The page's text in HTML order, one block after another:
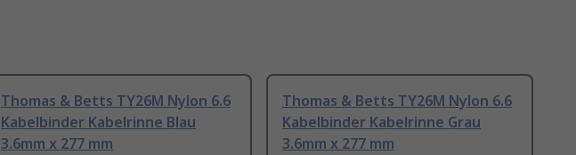
Thomas & Betts TY26M Nylon 6.6
Kabelbinder Kabelrinne Blau
3.6mm x 277 mm
Thomas & Betts TY26M Nylon 6.6
Kabelbinder Kabelrinne Grau
3.6mm x 277 mm